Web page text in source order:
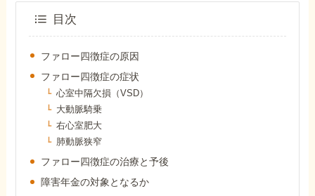
障害年金コラム
事務所について
お客様からの感謝のお手紙
目次
ファロー四徴症の原因
ファロー四徴症の症状
心室中隔欠損（VSD）
大動脈騎乗
右心室肥大
肺動脈狭窄
ファロー四徴症の治療と予後
障害年金の対象となるか